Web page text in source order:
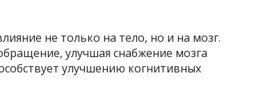
не только на тело, но и на мозг.
улучшая снабжение мозга
улучшению когнитивных